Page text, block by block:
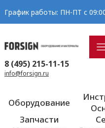
График работы: ПН-ПТ с
8 (495) 215-11-15
info@forsign.ru
Оборудование
Запчасти